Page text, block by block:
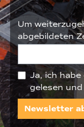
Um
abgebildeten
Ja, ich habe
gelesen
Newsletter